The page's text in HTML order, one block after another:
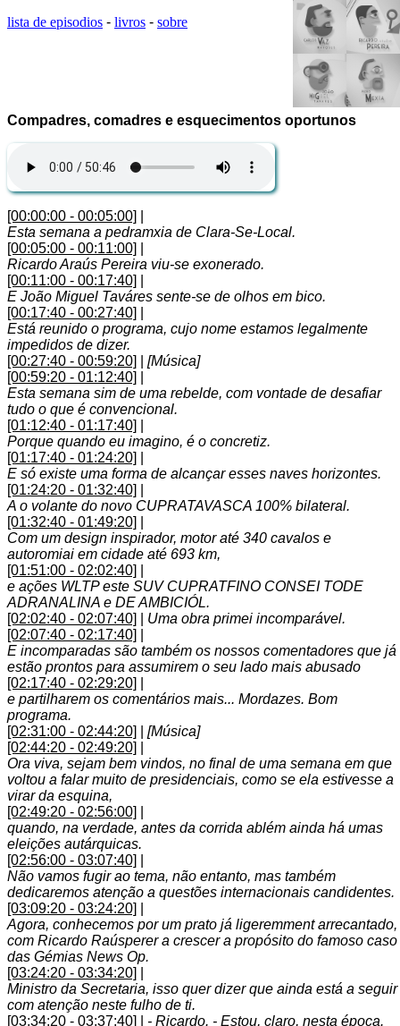
lista de episodios - livros - sobre
Compadres, comadres e esquecimentos oportunos
[00:00:00 - 00:05:00]
Esta semana a pedramxia de Clara-Se-Local.
[00:05:00 - 00:11:00]
Ricardo Araús Pereira viu-se exonerado.
[00:11:00 - 00:17:40]
E João Miguel Taváres sente-se de olhos em bico.
[00:17:40 - 00:27:40]
Está reunido o programa, cujo nome estamos legalmente
impedidos de dizer.
[00:27:40 - 00:59:20]
[Música]
[00:59:20 - 01:12:40]
Esta semana sim de uma rebelde, com vontade de desafiar
tudo o que é convencional.
[01:12:40 - 01:17:40]
Porque quando eu imagino, é o concretiz.
[01:17:40 - 01:24:20]
E só existe uma forma de alcançar esses naves horizontes.
[01:24:20 - 01:32:40]
A o volante do novo CUPRATAVASCA 100% bilateral.
[01:32:40 - 01:49:20]
Com um design inspirador, motor até 340 cavalos e
autoromiai em cidade até 693 km,
[01:51:00 - 02:02:40]
e ações WLTP este SUV CUPRATFINO CONSEI TODE
ADRANALINA e DE AMBICIÓL.
[02:02:40 - 02:07:40]
Uma obra primei incomparável.
[02:07:40 - 02:17:40]
E incomparadas são também os nossos comentadores que já
estão prontos para assumirem o seu lado mais abusado
[02:17:40 - 02:29:20]
e partilharem os comentários mais... Mordazes. Bom
programa.
[02:31:00 - 02:44:20]
[Música]
[02:44:20 - 02:49:20]
Ora viva, sejam bem vindos, no final de uma semana em que
voltou a falar muito de presidenciais, como se ela estivesse a
virar da esquina,
[02:49:20 - 02:56:00]
quando, na verdade, antes da corrida ablém ainda há umas
eleições autárquicas.
[02:56:00 - 03:07:40]
Não vamos fugir ao tema, não entanto, mas também
dedicaremos atenção a questões internacionais candidentes.
[03:09:20 - 03:24:20]
Agora, conhecemos por um prato já ligeremment arrecantado,
com Ricardo Raúsperer a crescer a propósito do famoso caso
das Gémias News Op.
[03:24:20 - 03:34:20]
Ministro da Secretaria, isso quer dizer que ainda está a seguir
com atenção neste fulho de ti.
[03:34:20 - 03:37:40]
- Ricardo. - Estou, claro, nesta época.